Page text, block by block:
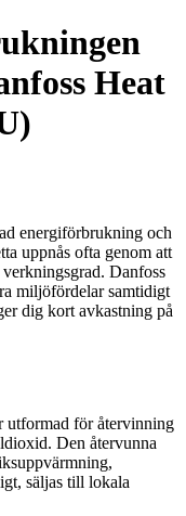
Heat
energiförbrukning och
uppnås ofta genom att
Danfoss
miljöfördelar samtidigt
dig kort avkastning på
utformad för återvinning
Den återvunna
säljas till lokala